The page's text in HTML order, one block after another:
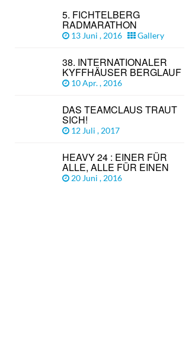
5. FICHTELBERG
RADMARATHON
13 Juni , 2016 Gallery
38. INTERNATIONALER
KYFFHÄUSER BERGLAUF
10 Apr. , 2016
DAS TEAMCLAUS TRAUT
SICH!
12 Juli , 2017
HEAVY 24 : EINER FÜR
ALLE, ALLE FÜR EINEN
20 Juni , 2016